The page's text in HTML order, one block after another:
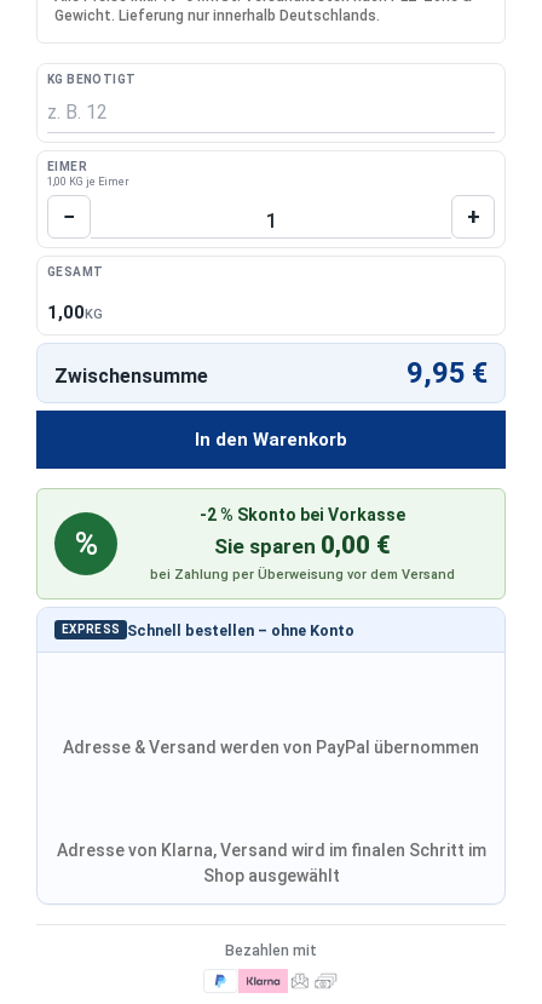
Gewicht. Lieferung nur innerhalb Deutschlands.
KG BENÖTIGT
EIMER
1,00 KG je Eimer
Produkt Anzahl: Gib den gewünschten
− +
GESAMT
1,00KG
In den Warenkorb
EXPRESS Schnell bestellen – ohne Konto
Adresse & Versand werden von PayPal übernommen
Adresse von Klarna, Versand wird im finalen Schritt im
Shop ausgewählt
Zwischensumme 9,95 €
%
-2 % Skonto bei Vorkasse
Sie sparen 0,00 €
bei Zahlung per Überweisung vor dem Versand
Bezahlen mit